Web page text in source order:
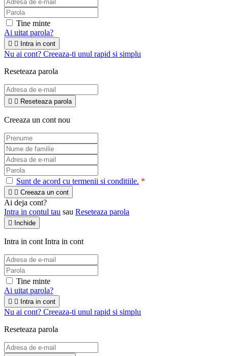
Tine minte
Ai uitat parola?
  Intra in cont
Nu ai cont? Creeaza-ti unul rapid si simplu
Reseteaza parola
  Reseteaza parola
Creeaza un cont nou
Sunt de acord cu termenii si conditiile. *
  Creeaza un cont
Ai deja cont?
Intra in contul tau sau Reseteaza parola
 Inchide
Intra in cont Intra in cont
Tine minte
Ai uitat parola?
  Intra in cont
Nu ai cont? Creeaza-ti unul rapid si simplu
Reseteaza parola